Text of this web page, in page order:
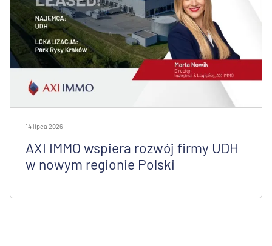
14 lipca 2026
AXI IMMO wspiera rozwój firmy UDH
w nowym regionie Polski